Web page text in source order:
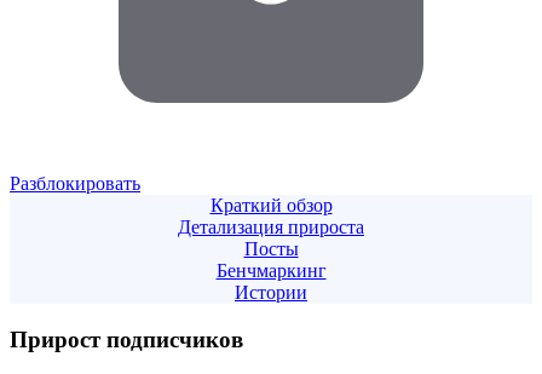
Разблокировать
Краткий обзор
Детализация прироста
Посты
Бенчмаркинг
Истории
Прирост подписчиков